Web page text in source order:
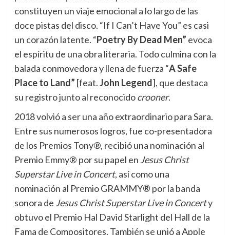
constituyen un viaje emocional a lo largo de las
doce pistas del disco. “If I Can’t Have You” es casi
un corazón latente. “Poetry By Dead Men” evoca
el espíritu de una obra literaria. Todo culmina con la
balada conmovedora y llena de fuerza “A Safe
Place to Land” [feat.John Legend], que destaca
su registro junto al reconocidocrooner.
2018 volvió a ser una año extraordinario para Sara.
Entre sus numerosos logros, fue co-presentadora
de los Premios Tony®, recibió una nominación al
Premio Emmy® por su papel en Jesus Christ
Superstar Live in Concert, así como una
nominación al Premio GRAMMY® por la banda
sonora de Jesus Christ Superstar Live in Concerty
obtuvo el Premio Hal David Starlight del Hall de la
Fama de Compositores. También se unió a Apple